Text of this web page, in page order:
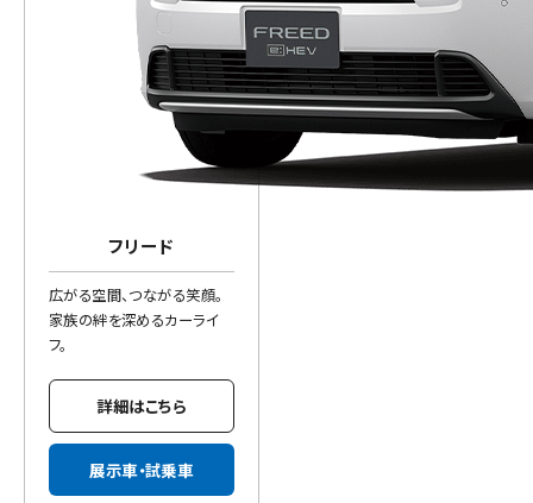
フリード
広がる空間、つながる笑顔。
家族の絆を深めるカーライ
フ。
詳細はこちら
展示車・試乗車